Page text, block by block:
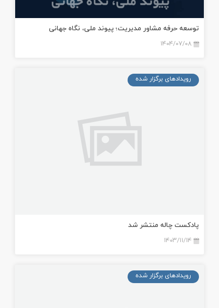
توسعه حرفه مشاور مدیریت؛ پیوند ملی، نگاه جهانی
۱۴۰۴/۰۷/۰۸
رویدادهای برگزار شده
پادکست چاله منتشر شد
۱۴۰۳/۱۱/۱۴
رویدادهای برگزار شده